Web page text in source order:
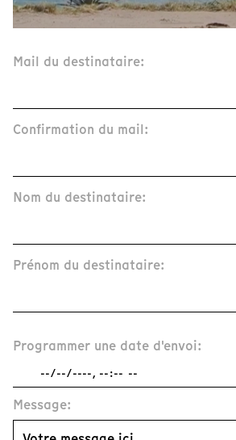
Mail du destinataire:
Confirmation du mail:
Nom du destinataire:
Prénom du destinataire:
Programmer une date d'envoi:
Message: